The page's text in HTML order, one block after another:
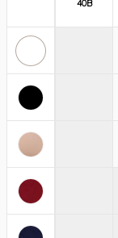
40B